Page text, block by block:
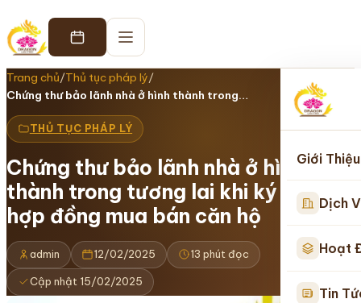
Giới Thiệu
Dịch
Hoạt
Tin
Trang chủ/Thủ tục pháp lý/
Chứng thư bảo lãnh nhà ở hình thành trong…
THỦ TỤC PHÁP LÝ
Chứng thư bảo lãnh nhà ở hình
thành trong tương lai khi ký kết
hợp đồng mua bán căn hộ
admin 12/02/2025 13 phút đọc
Cập nhật 15/02/2025